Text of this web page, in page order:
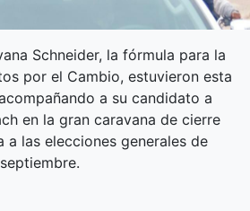
Schneider, la fórmula para la
por el Cambio, estuvieron esta
a su candidato a
en la gran caravana de cierre
a las elecciones generales de